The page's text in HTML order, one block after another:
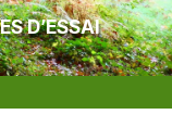
D’ESSAI